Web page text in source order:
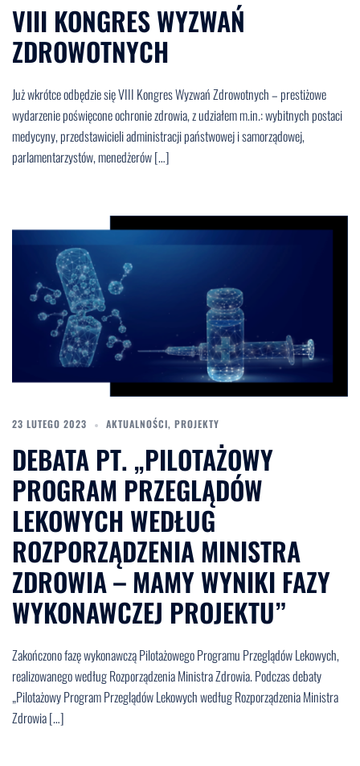
VIII KONGRES WYZWAŃ
ZDROWOTNYCH
Już wkrótce odbędzie się VIII Kongres Wyzwań Zdrowotnych – prestiżowe
wydarzenie poświęcone ochronie zdrowia, z udziałem m.in.: wybitnych postaci
medycyny, przedstawicieli administracji państwowej i samorządowej,
parlamentarzystów, menedżerów […]
23 LUTEGO 2023 AKTUALNOŚCI, PROJEKTY
DEBATA PT. „PILOTAŻOWY
PROGRAM PRZEGLĄDÓW
LEKOWYCH WEDŁUG
ROZPORZĄDZENIA MINISTRA
ZDROWIA – MAMY WYNIKI FAZY
WYKONAWCZEJ PROJEKTU”
Zakończono fazę wykonawczą Pilotażowego Programu Przeglądów Lekowych,
realizowanego według Rozporządzenia Ministra Zdrowia. Podczas debaty
„Pilotażowy Program Przeglądów Lekowych według Rozporządzenia Ministra
Zdrowia […]